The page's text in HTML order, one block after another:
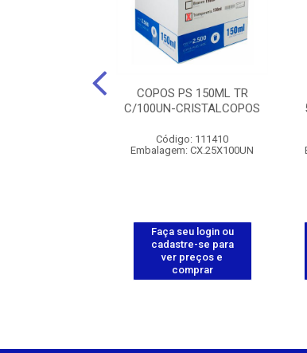
COPOS PS 150ML TR
C/100UN-CRISTALCOPOS
Código: 111410
Embalagem: CX.25X100UN
Faça seu login ou
cadastre-se para
ver preços e
comprar